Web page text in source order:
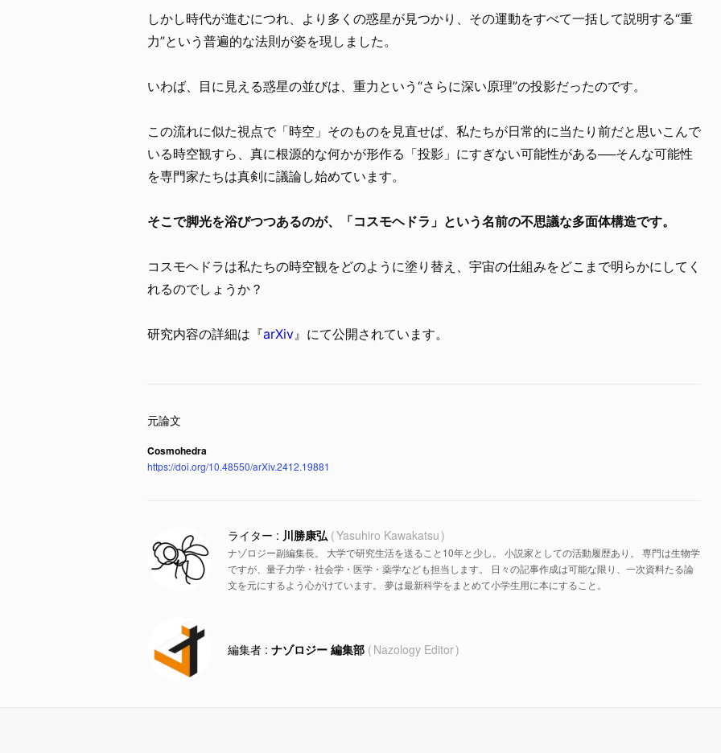
しかし時代が進むにつれ、より多くの惑星が見つかり、その運動をすべて一括して説明する“重
力”という普遍的な法則が姿を現しました。
いわば、目に見える惑星の並びは、重力という“さらに深い原理”の投影だったのです。
この流れに似た視点で「時空」そのものを見直せば、私たちが日常的に当たり前だと思いこんで
いる時空観すら、真に根源的な何かが形作る「投影」にすぎない可能性がある──そんな可能性
を専門家たちは真剣に議論し始めています。
そこで脚光を浴びつつあるのが、「コスモヘドラ」という名前の不思議な多面体構造です。
コスモヘドラは私たちの時空観をどのように塗り替え、宇宙の仕組みをどこまで明らかにしてく
れるのでしょうか？
研究内容の詳細は『arXiv 』にて公開されています。
Cosmohedra
https://doi.org/10.48550/arXiv.2412.19881
川勝康弘 Yasuhiro Kawakatsu
ナゾロジー副編集長。 大学で研究生活を送ること10年と少し。 小説家としての活動履歴あり。 専門は生物学
ですが、量子力学・社会学・医学・薬学なども担当します。 日々の記事作成は可能な限り、一次資料たる論
文を元にするよう心がけています。 夢は最新科学をまとめて小学生用に本にすること。
ナゾロジー 編集部 Nazology Editor